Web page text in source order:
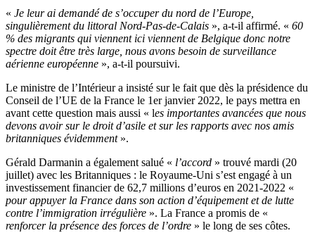
« Je leur ai demandé de s’occuper du nord de l’Europe,
singulièrement du littoral Nord-Pas-de-Calais », a-t-il affirmé. « 60
% des migrants qui viennent ici viennent de Belgique donc notre
spectre doit être très large, nous avons besoin de surveillance
aérienne européenne », a-t-il poursuivi.
Le ministre de l’Intérieur a insisté sur le fait que dès la présidence du
Conseil de l’UE de la France le 1er janvier 2022, le pays mettra en
avant cette question mais aussi « les importantes avancées que nous
devons avoir sur le droit d’asile et sur les rapports avec nos amis
britanniques évidemment».
Gérald Darmanin a également salué « l’accord » trouvé mardi (20
juillet) avec les Britanniques : le Royaume-Uni s’est engagé à un
investissement financier de 62,7 millions d’euros en 2021-2022 «
pour appuyer la France dans son action d’équipement et de lutte
contre l’immigration irrégulière ». La France a promis de «
renforcer la présence des forces de l’ordre » le long de ses côtes.